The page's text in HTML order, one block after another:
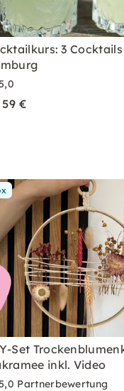
3
€
Set
inkl. Video
Partnerbewertung